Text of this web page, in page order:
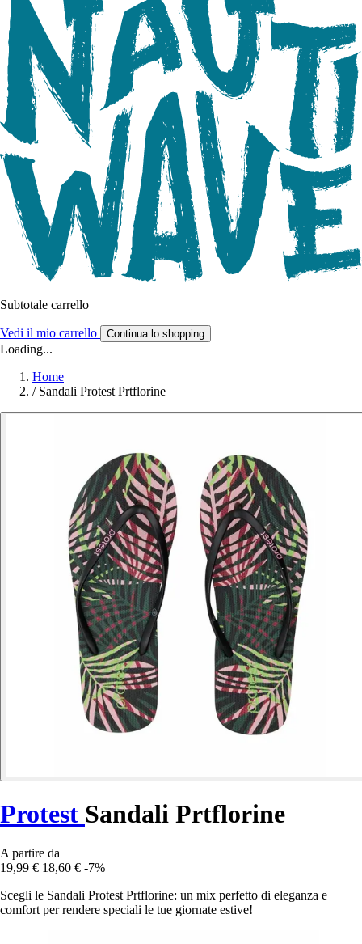
Subtotale carrello
Vedi il mio carrello Continua lo shopping
Loading...
Home
/ Sandali Protest Prtflorine
Protest Sandali Prtflorine
A partire da
19,99 € 18,60 € -7%
Scegli le Sandali Protest Prtflorine: un mix perfetto di eleganza e
comfort per rendere speciali le tue giornate estive!